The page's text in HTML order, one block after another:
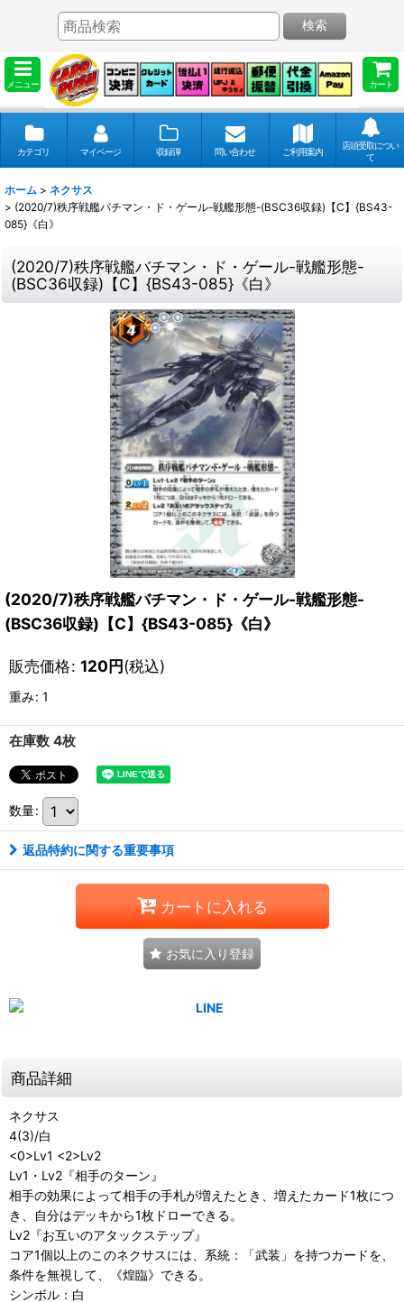
メニュー カート
検索
カテゴリ マイページ 収録弾 問い合わせ ご利用案内
店頭受取につい
て
ホーム > ネクサス
> (2020/7)秩序戦艦バチマン・ド・ゲール-戦艦形態-(BSC36収録)【C】{BS43-
085}《白》
(2020/7)秩序戦艦バチマン・ド・ゲール-戦艦形態-
(BSC36収録)【C】{BS43-085}《白》
(2020/7)秩序戦艦バチマン・ド・ゲール-戦艦形態-
(BSC36収録)【C】{BS43-085}《白》
販売価格: 120円(税込)
重み: 1
在庫数 4枚
数量:
返品特約に関する重要事項
カートに入れる
お気に入り登録
商品詳細
ネクサス
4(3)/白
<0>Lv1 <2>Lv2
Lv1・Lv2『相手のターン』
相手の効果によって相手の手札が増えたとき、増えたカード1枚につ
き、自分はデッキから1枚ドローできる。
Lv2『お互いのアタックステップ』
コア1個以上のこのネクサスには、系統：「武装」を持つカードを、
条件を無視して、《煌臨》できる。
シンボル：白